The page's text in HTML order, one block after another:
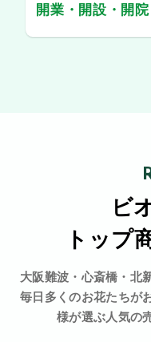
開業・開設・開
ビ
トップ
大阪難波・心斎橋・北
毎日多くのお花たちが
様が選ぶ人気の